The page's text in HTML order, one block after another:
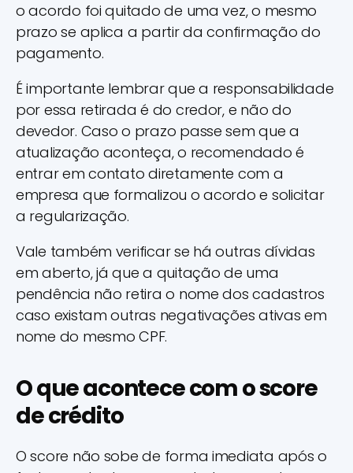
o acordo foi quitado de uma vez, o mesmo
prazo se aplica a partir da confirmação do
pagamento.
É importante lembrar que a responsabilidade
por essa retirada é do credor, e não do
devedor. Caso o prazo passe sem que a
atualização aconteça, o recomendado é
entrar em contato diretamente com a
empresa que formalizou o acordo e solicitar
a regularização.
Vale também verificar se há outras dívidas
em aberto, já que a quitação de uma
pendência não retira o nome dos cadastros
caso existam outras negativações ativas em
nome do mesmo CPF.
O que acontece com o score
de crédito
O score não sobe de forma imediata após o